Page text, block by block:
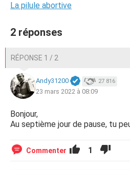
La pilule abortive
2 réponses
RÉPONSE 1 / 2
Andy31200 27 816
23 mars 2022 à 08:09
Bonjour,
Au septième jour de pause, tu
Commenter 1